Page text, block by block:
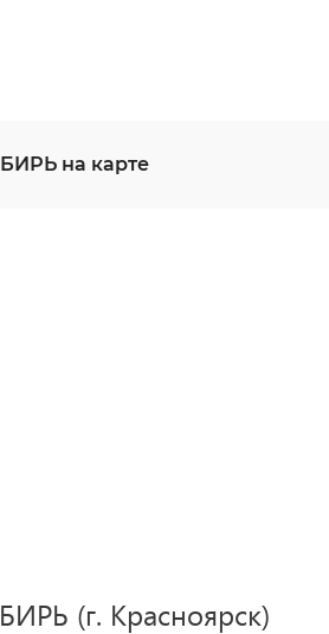
на карте
(г. Красноярск)